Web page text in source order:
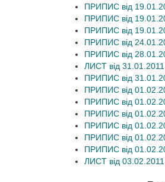
ПРИПИС від
ПРИПИС від
ПРИПИС від
ПРИПИС від
ПРИПИС від
ЛИСТ від
ПРИПИС від
ПРИПИС від
ПРИПИС від
ПРИПИС від
ПРИПИС від
ПРИПИС від
ПРИПИС від
ЛИСТ від